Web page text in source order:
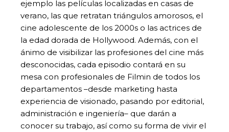
ejemplo las películas localizadas en casas de
verano, las que retratan triángulos amorosos, el
cine adolescente de los 2000s o las actrices de
la edad dorada de Hollywood. Además, con el
ánimo de visibilizar las profesiones del cine más
desconocidas, cada episodio contará en su
mesa con profesionales de Filmin de todos los
departamentos –desde marketing hasta
experiencia de visionado, pasando por editorial,
administración e ingeniería– que darán a
conocer su trabajo, así como su forma de vivir el